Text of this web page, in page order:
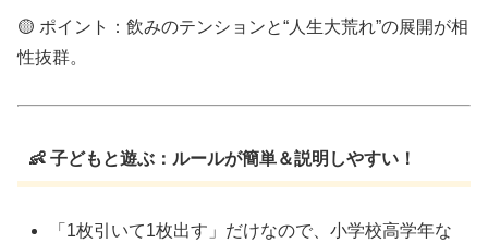
🟡 ポイント：飲みのテンションと“人生大荒れ”の展開が相
性抜群。
👶 子どもと遊ぶ：ルールが簡単＆説明しやすい！
「1枚引いて1枚出す」だけなので、小学校高学年な